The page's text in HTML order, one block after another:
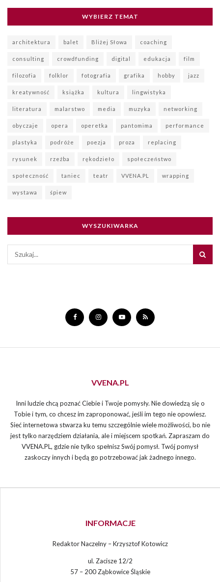
WYBIERZ TEMAT
architektura balet Bliżej Słowa coaching
consulting crowdfunding digital edukacja film
filozofia folklor fotografia grafika hobby jazz
kreatywność książka kultura lingwistyka
literatura malarstwo media muzyka networking
obyczaje opera operetka pantomima performance
plastyka podróże poezja proza replacing
rysunek rzeźba rękodzieło społeczeństwo
społeczność taniec teatr VVENA.PL wrapping
wystawa śpiew
WYSZUKIWARKA
VVENA.PL
Inni ludzie chcą poznać Ciebie i Twoje pomysły. Nie dowiedzą się o
Tobie i tym, co chcesz im zaproponować, jeśli im tego nie opowiesz.
Sieć internetowa stwarza ku temu szczególnie wiele możliwości, bo nie
jest tylko narzędziem działania, ale i miejscem spotkań. Zapraszam do
VVENA.PL, gdzie nie tylko spełnisz Swój pomysł. Twój pomysł
zaskoczy innych i będą go potrzebować jak żadnego innego.
INFORMACJE
Redaktor Naczelny – Krzysztof Kotowicz
ul. Zacisze 12/2
57 – 200 Ząbkowice Śląskie